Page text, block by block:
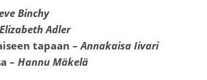
Binchy
Elizabeth Adler
tapaan –Annakaisa Iivari
– Hannu Mäkelä